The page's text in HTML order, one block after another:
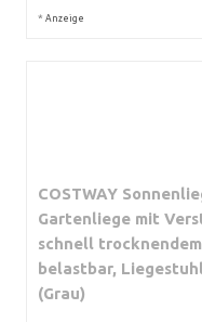
* Anzeige
COSTWAY
Gartenliege mit
schnell
belastbar,
(Grau)